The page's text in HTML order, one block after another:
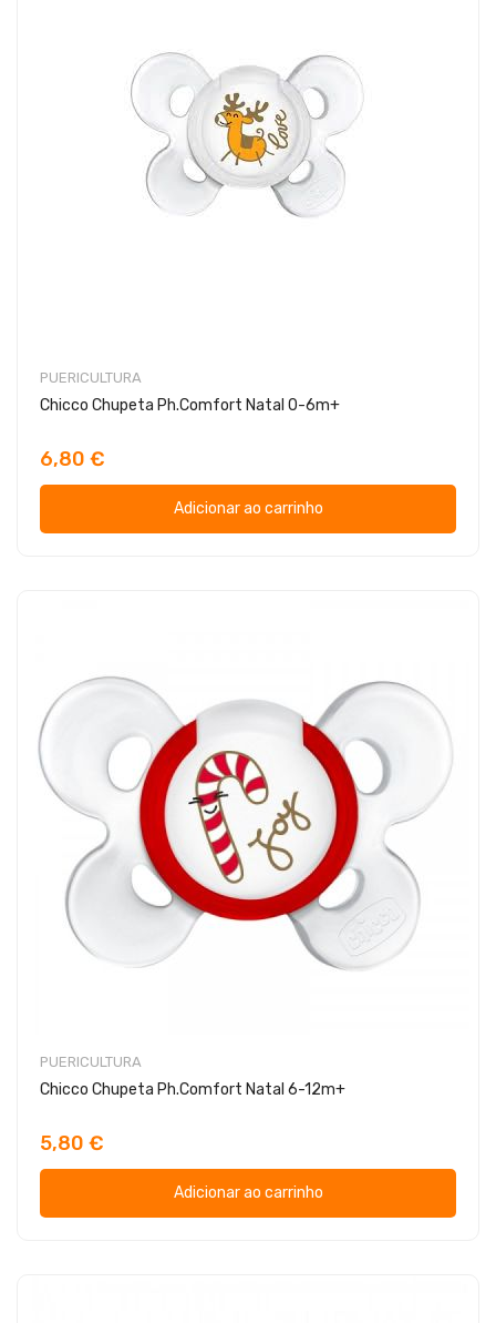
PUERICULTURA
Chicco Chupeta Ph.Comfort Natal 0-6m+
6,80 €
Adicionar ao carrinho
PUERICULTURA
Chicco Chupeta Ph.Comfort Natal 6-12m+
5,80 €
Adicionar ao carrinho